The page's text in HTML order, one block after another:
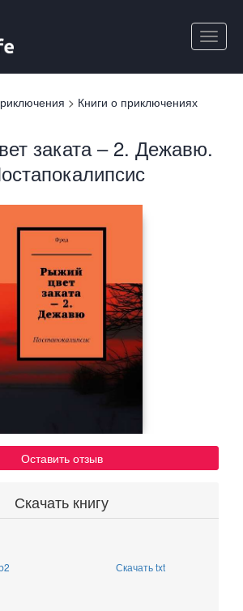
Toggle
> Книги о приключениях
заката – 2. Дежавю.
Оставить отзыв
Скачать книгу
Скачать txt